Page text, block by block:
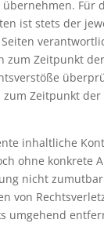
übernehmen. Für
ist stets der
zum Zeitpunkt
zum Zeitpunkt
inhaltliche
ohne konkrete
nicht
von
umgehend